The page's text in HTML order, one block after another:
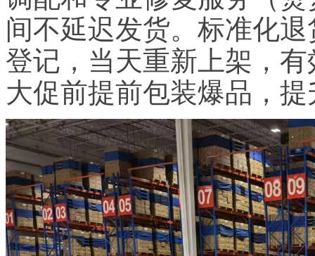
间不延迟发货。标准化
登记，当天重新上架，
大促前提前包装爆品，